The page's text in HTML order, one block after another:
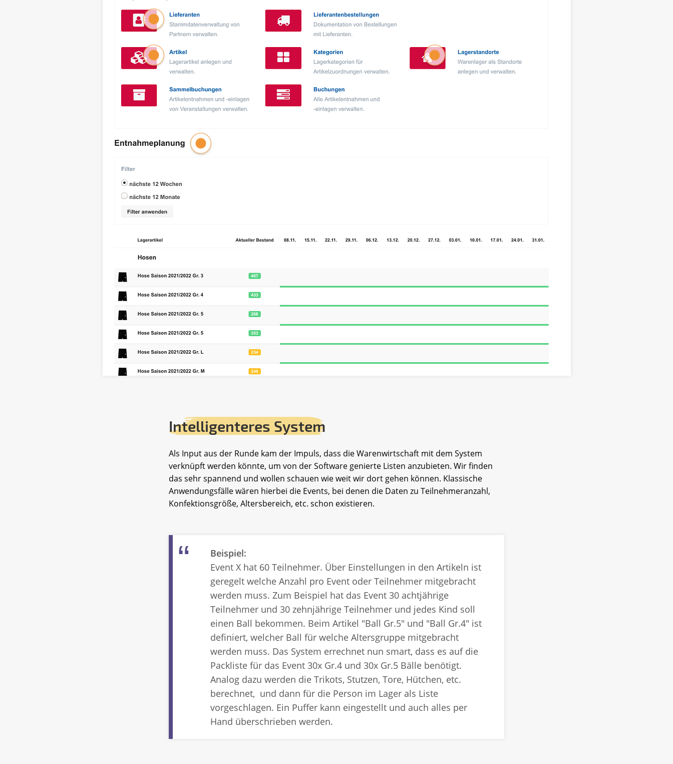
Intelligenteres System
Als Input aus der Runde kam der Impuls, dass die Warenwirtschaft mit dem System
verknüpft werden könnte, um von der Software genierte Listen anzubieten. Wir finden
das sehr spannend und wollen schauen wie weit wir dort gehen können. Klassische
Anwendungsfälle wären hierbei die Events, bei denen die Daten zu Teilnehmeranzahl,
Konfektionsgröße, Altersbereich, etc. schon existieren.
Beispiel:
Event X hat 60 Teilnehmer. Über Einstellungen in den Artikeln ist
geregelt welche Anzahl pro Event oder Teilnehmer mitgebracht
werden muss. Zum Beispiel hat das Event 30 achtjährige
Teilnehmer und 30 zehnjährige Teilnehmer und jedes Kind soll
einen Ball bekommen. Beim Artikel "Ball Gr.5" und "Ball Gr.4" ist
definiert, welcher Ball für welche Altersgruppe mitgebracht
werden muss. Das System errechnet nun smart, dass es auf die
Packliste für das Event 30x Gr.4 und 30x Gr.5 Bälle benötigt.
Analog dazu werden die Trikots, Stutzen, Tore, Hütchen, etc.
berechnet, und dann für die Person im Lager als Liste
vorgeschlagen. Ein Puffer kann eingestellt und auch alles per
Hand überschrieben werden.